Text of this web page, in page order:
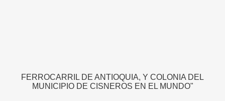
FERROCARRIL DE ANTIOQUIA, Y COLONIA DEL
MUNICIPIO DE CISNEROS EN EL MUNDO"